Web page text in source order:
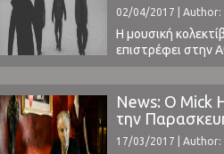
δουλειά ...
02/04/2017 | Author:
Η μουσική
επιστρέφει στην
ενεργοί με
έχουν
πειραματιστεί με
Black Metal της
περνώντας στην
αλλά και σε ...
News: Ο Mick
την
17/03/2017 | Author: